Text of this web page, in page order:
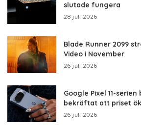
slutade fungera
28 juli 2026
Blade Runner 2099
Video i November
26 juli 2026
Google Pixel 11-
bekräftat att priset
26 juli 2026